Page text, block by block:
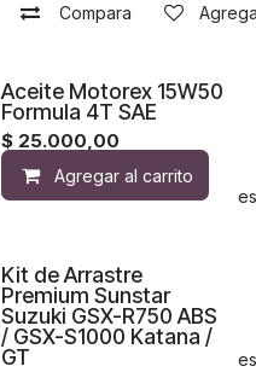
Compara
Agregar a la lista de
Aceite Motorex 15W50
Formula 4T SAE
$ 25.000,00
Agregar al carrito
Agregar a la lista de
Kit de Arrastre
Premium Sunstar
Suzuki GSX-R750 ABS
/ GSX-S1000 Katana /
GT